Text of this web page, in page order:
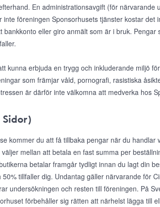
En administrationsavgift (för närvarande
inte föreningen Sponsorhusets tjänster kostar det
bankkonto eller giro anmält som är i bruk. Pengar
kunna erbjuda en trygg och inkluderande miljö
som främjar våld, pornografi, rasistiska
är därför inte välkomna att medverka hos
kommer du att få tillbaka pengar när du handlar
mellan att betala en fast summa per
betalar framgår tydligt innan du lagt din
tillfaller dig. Undantag gäller närvarande för
undersökningen och resten till föreningen. På
förbehåller sig rätten att närhelst lägga till